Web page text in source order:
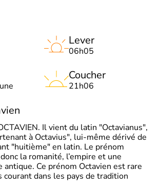
Lever
06h05
Coucher
21h06
Il vient du latin "Octavianus",
à Octavius", lui-même dérivé de
"huitième" en latin. Le prénom
la romanité, l’empire et une
antique. Ce prénom Octavien est rare
courant dans les pays de tradition